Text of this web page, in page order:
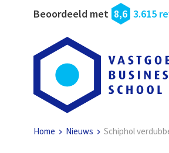
Beoordeeld met 8,6 3.615
Home Nieuws Schiphol